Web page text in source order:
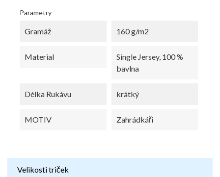
Parametry
Gramáž 160 g/m2
Material
Single Jersey, 100 %
bavlna
Délka Rukávu krátký
MOTIV Zahrádkáři
Velikosti triček